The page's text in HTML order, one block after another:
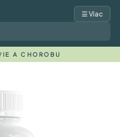
☰ Viac
A CHOROBU